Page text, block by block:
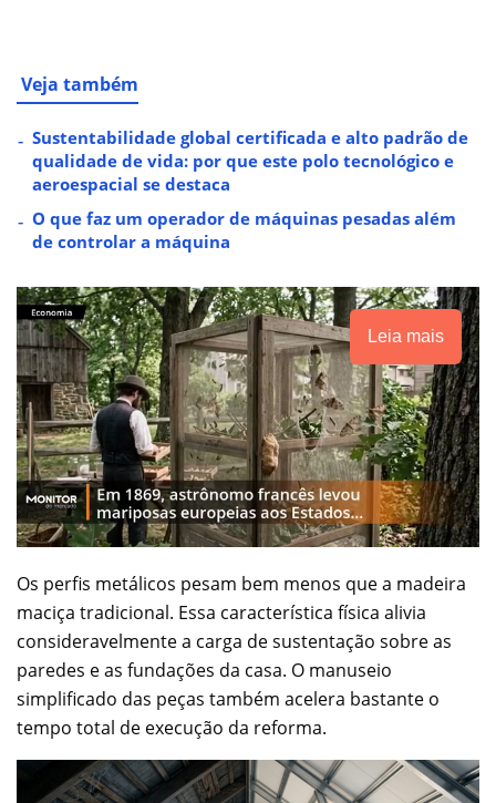
Veja também
Sustentabilidade global certificada e alto padrão de
qualidade de vida: por que este polo tecnológico e
aeroespacial se destaca
O que faz um operador de máquinas pesadas além
de controlar a máquina
Leia mais
Os perfis metálicos pesam bem menos que a madeira
maciça tradicional. Essa característica física alivia
consideravelmente a carga de sustentação sobre as
paredes e as fundações da casa. O manuseio
simplificado das peças também acelera bastante o
tempo total de execução da reforma.